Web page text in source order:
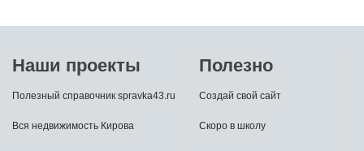
Наши проекты
Полезный справочник spravka43.ru
Вся недвижимость Кирова
Полезно
Создай свой сайт
Скоро в школу